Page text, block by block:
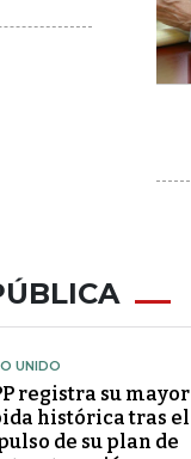
UNIDO
registra su mayor
histórica tras el
de su plan de